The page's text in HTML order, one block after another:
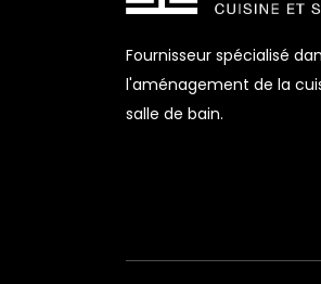
Fournisseur spécialisé
l'aménagement de la
salle de bain.